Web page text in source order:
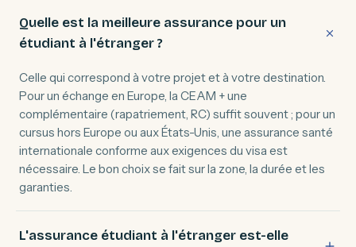
Quelle est la meilleure assurance pour un
étudiant à l'étranger ?
Celle qui correspond à votre projet et à votre destination.
Pour un échange en Europe, la CEAM + une
complémentaire (rapatriement, RC) suffit souvent ; pour un
cursus hors Europe ou aux États-Unis, une assurance santé
internationale conforme aux exigences du visa est
nécessaire. Le bon choix se fait sur la zone, la durée et les
garanties.
L'assurance étudiant à l'étranger est-elle